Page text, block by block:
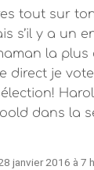
tout sur
s’il y a un
la plus
direct je
dans la
janvier 2016 à 7